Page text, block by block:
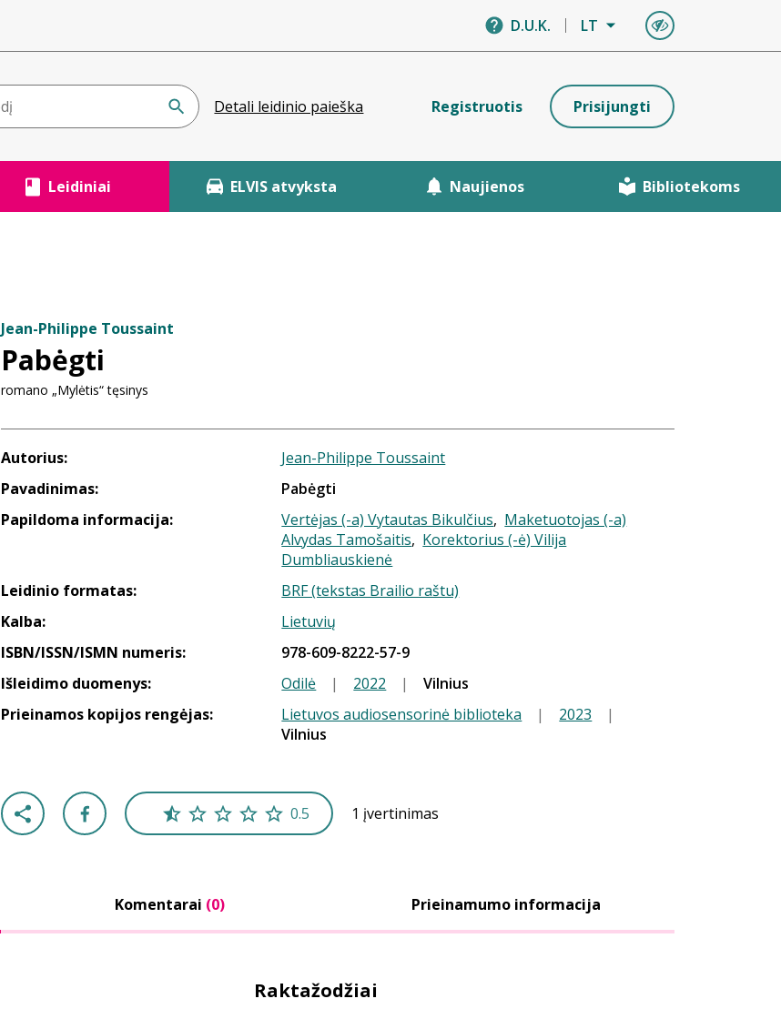
D.U.K. LT
Detali leidinio paieška Registruotis Prisijungti
Leidiniai ELVIS atvyksta Naujienos Bibliotekoms
Jean-Philippe Toussaint
Pabėgti
romano „Mylėtis“ tęsinys
Autorius:
Jean-Philippe Toussaint
Pavadinimas:
Pabėgti
Papildoma informacija:
Vertėjas (-a) Vytautas Bikulčius, Maketuotojas (-a)
Alvydas Tamošaitis, Korektorius (-ė) Vilija
Dumbliauskienė
Leidinio formatas:
BRF (tekstas Brailio raštu)
Kalba:
Lietuvių
ISBN/ISSN/ISMN numeris:
978-609-8222-57-9
Išleidimo duomenys:
Odilė | 2022 |
Vilnius
Prieinamos kopijos rengėjas:
Lietuvos audiosensorinė biblioteka | 2023
|
Vilnius
0.5 1 įvertinimas
Komentarai (0) Prieinamumo informacija
Raktažodžiai